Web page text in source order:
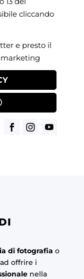
cliccando
e presto il
di fotografia o
offrire i
nella